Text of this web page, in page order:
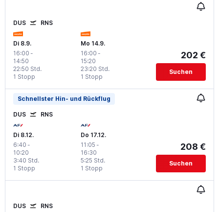
DUS RNS
Di 8.9.
16:00 -
14:50
1 Stopp
22:50 Std.
Mo 14.9.
16:00 -
15:20
1 Stopp
23:20 Std.
202 €
Suchen
Schnellster Hin- und Rückflug
DUS RNS
Di 8.12.
6:40 -
10:20
1 Stopp
3:40 Std.
Do 17.12.
11:05 -
16:30
1 Stopp
5:25 Std.
208 €
Suchen
DUS RNS